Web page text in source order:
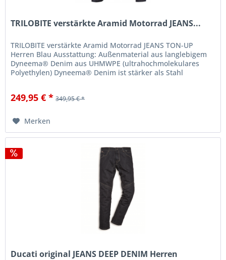
TRILOBITE verstärkte Aramid Motorrad JEANS...
TRILOBITE verstärkte Aramid Motorrad JEANS TON-UP
Herren Blau Ausstattung: Außenmaterial aus langlebigem
Dyneema® Denim aus UHMWPE (ultrahochmolekulares
Polyethylen) Dyneema® Denim ist stärker als Stahl
249,95 € * 349,95 € *
Merken
Ducati original JEANS DEEP DENIM Herren